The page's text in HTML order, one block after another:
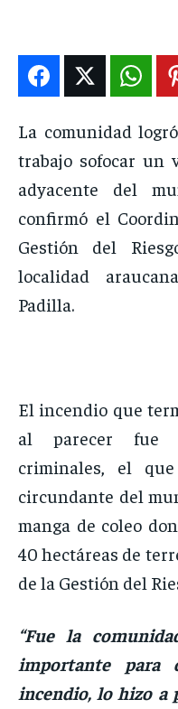
EN VIVO
NOSOTROS
PUATE CON
EN VIVO
NOSOTROS
PUATE CON
EN VIVO
NOSOTROS
PUATE CON
EN VIVO
NOSOTROS
PUATE CON
La comunidad
trabajo sofocar un
adyacente del
confirmó el
Gestión del
localidad
Padilla.
El incendio que
al parecer fue
criminales, el
circundante del
manga de coleo
40 hectáreas de
de la Gestión del
“Fue la
importante para
incendio, lo hizo a